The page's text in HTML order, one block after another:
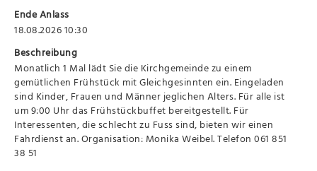
Ende Anlass
18.08.2026 10:30
Beschreibung
Monatlich 1 Mal lädt Sie die Kirchgemeinde zu einem
gemütlichen Frühstück mit Gleichgesinnten ein. Eingeladen
sind Kinder, Frauen und Männer jeglichen Alters. Für alle ist
um 9:00 Uhr das Frühstückbuffet bereitgestellt. Für
Interessenten, die schlecht zu Fuss sind, bieten wir einen
Fahrdienst an. Organisation: Monika Weibel. Telefon 061 851
38 51